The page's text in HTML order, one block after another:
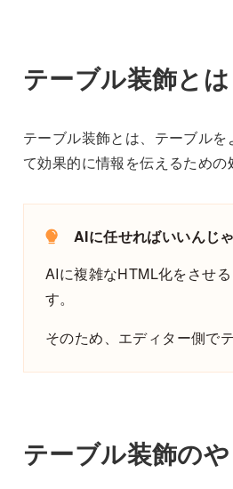
テーブル装飾とは
テーブル装飾とは、テーブル
て効果的に情報を伝えるための
AIに任せればいいんじ
AIに複雑なHTML化をさせ
す。
そのため、エディター側で
テーブル装飾の